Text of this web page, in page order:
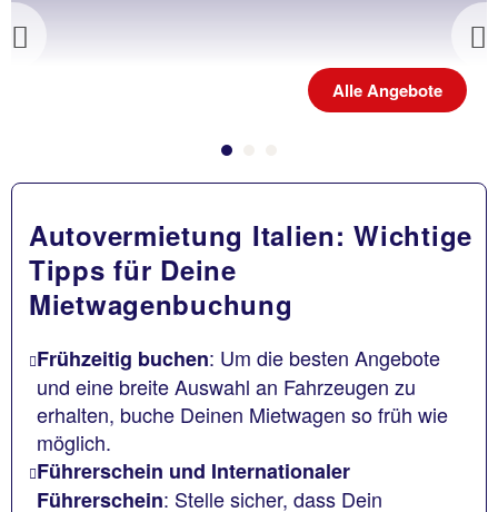
Previous
Alle Angebote
Autovermietung Italien: Wichtige
Tipps für Deine
Mietwagenbuchung
Frühzeitig buchen: Um die besten Angebote
und eine breite Auswahl an Fahrzeugen zu
erhalten, buche Deinen Mietwagen so früh wie
möglich.
Führerschein und Internationaler
Führerschein: Stelle sicher, dass Dein